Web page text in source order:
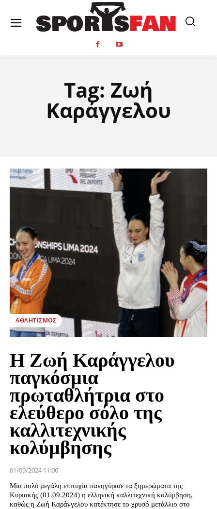
Tag: Ζωή
Καράγγελου
ΑΘΛΗΤΙΣΜΌΣ
Η Ζωή Καράγγελου
παγκόσμια
πρωταθλήτρια στο
ελεύθερο σόλο της
καλλιτεχνικής
κολύμβησης
01/09/2024 11:06
Μία πολύ μεγάλη επιτυχία πανηγύρισε τα ξημερώματα της
Κυριακής (01.09.2024) η ελληνική καλλιτεχνική κολύμβηση,
καθώς η Ζωή Καράγγελου κατέκτησε το χρυσό μετάλλιο στο